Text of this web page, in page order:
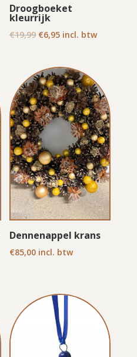
Droogboeket
kleurrijk
€19,99 Oorspronkelijke
was:
€19,99.
€6,95Huidige
is:
€6,95.
incl. btw
Dennenappel krans
€85,00 incl. btw